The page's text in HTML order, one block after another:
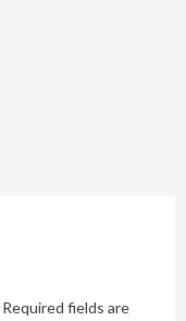
Required fields are